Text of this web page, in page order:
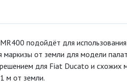
подойдёт для
маркизы от земли для модели
для Fiat Ducato и схожих
м от земли.